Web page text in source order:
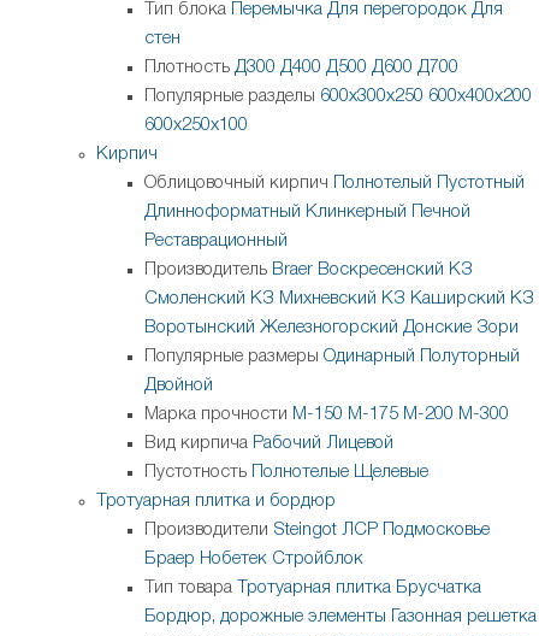
Тип блока
Перемычка Для перегородок Для
стен
Плотность Д300 Д400 Д500 Д600 Д700
Популярные разделы 600х300х250 600х400х200
600х250х100
Кирпич
Облицовочный кирпич
Полнотелый
Пустотный
Длинноформатный Клинкерный
Печной
Реставрационный
Производитель Braer Воскресенский КЗ
Смоленский КЗ Михневский КЗ Каширский КЗ
Воротынский Железногорский Донские Зори
Популярные размеры Одинарный
Полуторный
Двойной
Марка прочности М-150 М-175 М-200 М-300
Вид кирпича Рабочий Лицевой
Пустотность
Полнотелые Щелевые
Тротуарная плитка и бордюр
Производители Steingot ЛСР
Подмосковье
Браер Нобетек Стройблок
Тип товара
Тротуарная плитка Брусчатка
Бордюр, дорожные элементы
Газонная решетка